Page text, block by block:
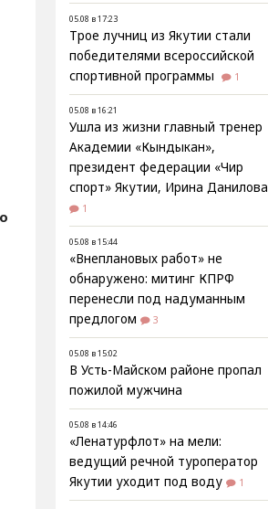
05.08 в 17:23
Трое лучниц из Якутии стали
победителями всероссийской
спортивной программы
1
05.08 в 16:21
Ушла из жизни главный тренер
Академии «Кындыкан»,
президент федерации «Чир
спорт» Якутии, Ирина Данилова
1
05.08 в 15:44
«Внеплановых работ» не
обнаружено: митинг КПРФ
перенесли под надуманным
предлогом
3
05.08 в 15:02
В Усть-Майском районе пропал
пожилой мужчина
05.08 в 14:46
«Ленатурфлот» на мели:
ведущий речной туроператор
Якутии уходит под воду
1